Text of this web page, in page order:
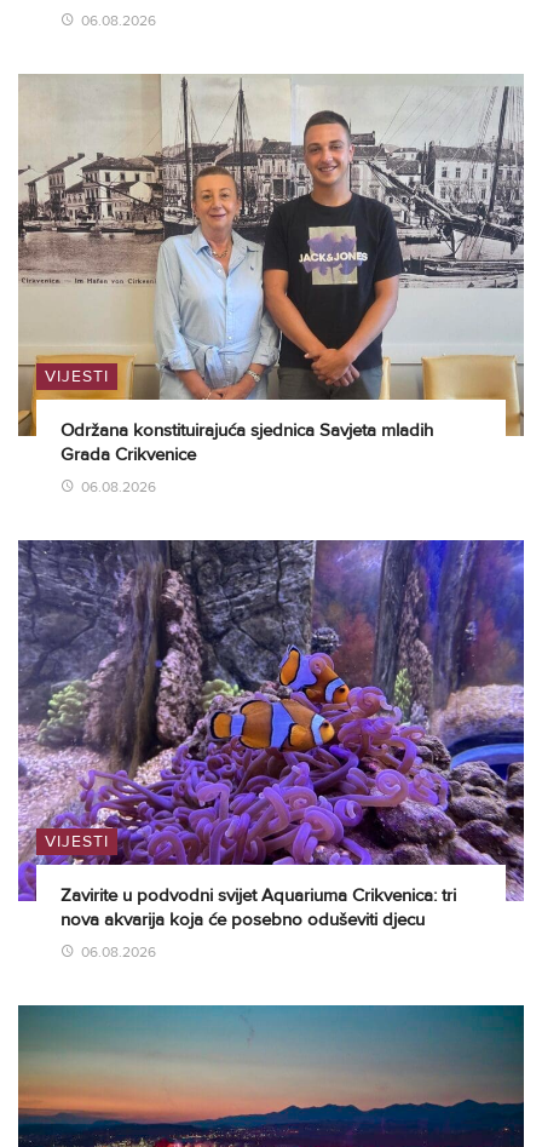
06.08.2026
VIJESTI
Održana konstituirajuća sjednica Savjeta mladih
Grada Crikvenice
06.08.2026
VIJESTI
Zavirite u podvodni svijet Aquariuma Crikvenica: tri
nova akvarija koja će posebno oduševiti djecu
06.08.2026